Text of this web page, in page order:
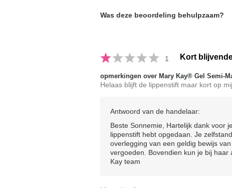
Was deze beoordeling behulpzaam?
1 Kort
opmerkingen over Mary Kay® Gel Semi-
Helaas blijft de lippenstift maar kort op
Antwoord van de handelaar:
Beste Sonnemie, Hartelijk dank voor
lippenstift hebt opgedaan. Je
overlegging van een geldig bewijs
vergoeden. Bovendien kun je bij
Kay team